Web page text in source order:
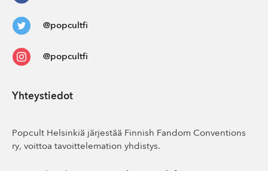
@popcultfi
@popcultfi
Yhteystiedot
Popcult Helsinkiä järjestää Finnish Fandom Conventions
ry, voittoa tavoittelemation yhdistys.